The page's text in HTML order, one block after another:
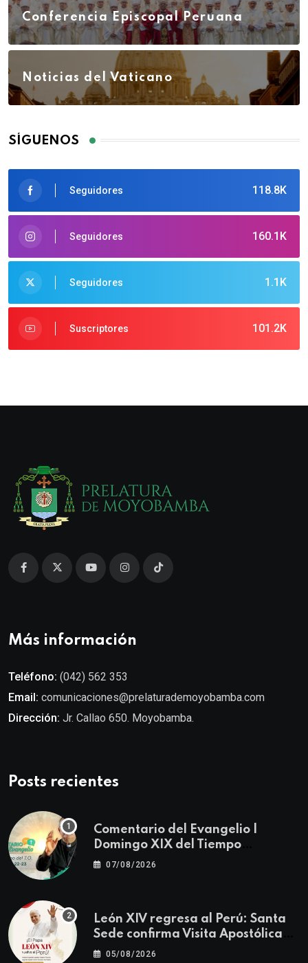
Conferencia Episcopal Peruana
Noticias del Vaticano
SÍGUENOS
118.8K
Seguidores
160.1K
Seguidores
1.1K
Seguidores
101.2K
Suscriptores
Más información
Teléfono: (042) 562 353
Email: comunicaciones@prelaturademoyobamba.com
Dirección: Jr. Callao 650. Moyobamba.
Posts recientes
Comentario del Evangelio |
Domingo XIX del Tiempo
Ordinario | Mateo 14, 22-23
07/08/2026
León XIV regresa al Perú: Santa
Sede confirma Visita Apostólica
del 11 al 17 de noviembre
05/08/2026